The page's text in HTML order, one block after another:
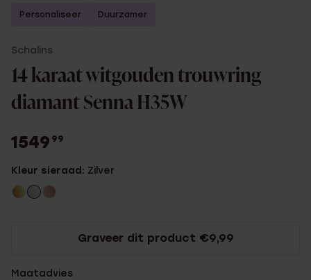
Personaliseer Duurzamer
Schalins
14 karaat witgouden trouwring
diamant Senna H35W
1549 99
Kleur sieraad: Zilver
Graveer dit product €9,99
Maatadvies